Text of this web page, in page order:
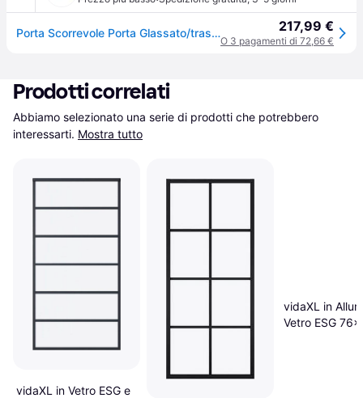
Porta Scorrevole Porta Glassato/trasparente Colori/dimensioni Diverse Vidaxl 217,99 €
O 3 pagamenti di 72,66 €
Prodotti correlati
Abbiamo selezionato una serie di prodotti che potrebbero
interessarti. Mostra tutto
vidaXL in Vetro ESG e
vidaXL in
Vetro ESG